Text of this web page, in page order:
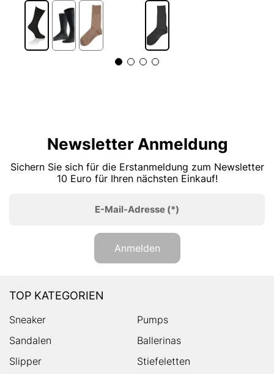
Newsletter Anmeldung
Sichern Sie sich für die Erstanmeldung zum Newsletter
10 Euro für Ihren nächsten Einkauf!
E-Mail-Adresse (*)
Anmelden
TOP KATEGORIEN
Sneaker
Pumps
Sandalen
Ballerinas
Slipper
Stiefeletten